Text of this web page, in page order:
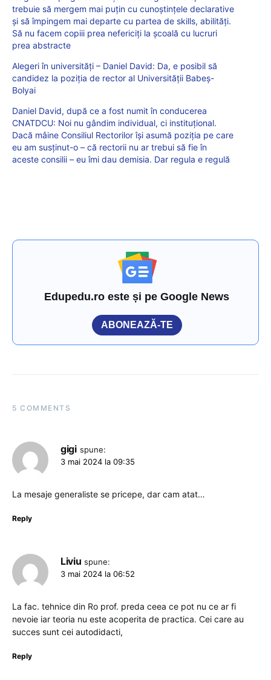
trebuie să mergem mai puțin cu cunoștințele declarative
și să împingem mai departe cu partea de skills, abilități.
Să nu facem copiii prea nefericiți la școală cu lucruri
prea abstracte
Alegeri în universități – Daniel David: Da, e posibil să
candidez la poziția de rector al Universității Babeș-
Bolyai
Daniel David, după ce a fost numit în conducerea
CNATDCU: Noi nu gândim individual, ci instituțional.
Dacă mâine Consiliul Rectorilor își asumă poziția pe care
eu am susținut-o – că rectorii nu ar trebui să fie în
aceste consilii – eu îmi dau demisia. Dar regula e regulă
Edupedu.ro este și pe Google News
ABONEAZĂ-TE
5 COMMENTS
gigi spune:
3 mai 2024 la 09:35
La mesaje generaliste se pricepe, dar cam atat…
Reply
Liviu spune:
3 mai 2024 la 06:52
La fac. tehnice din Ro prof. preda ceea ce pot nu ce ar fi
nevoie iar teoria nu este acoperita de practica. Cei care au
succes sunt cei autodidacti,
Reply